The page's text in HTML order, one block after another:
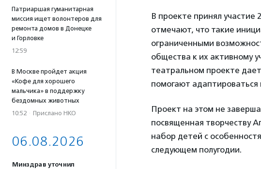
Патриаршая гуманитарная
миссия ищет волонтеров для
ремонта домов в Донецке
и Горловке
12:59
В Москве пройдет акция
«Кофе для хорошего
мальчика» в поддержку
бездомных животных
10:52 · Прислано НКО
06.08.2026
Минздрав уточнил
В проекте принял участие
отмечают, что такие
ограниченными
общества к их активному
театральном проекте
помогают адаптироваться
Проект на этом не
посвященная творчеству
набор детей с
следующем полугодии.